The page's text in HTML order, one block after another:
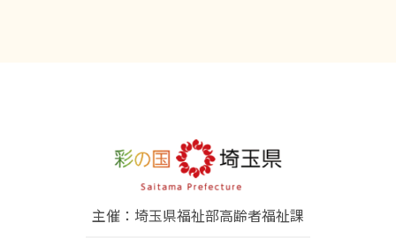
主催：埼玉県福祉部高齢者福祉課